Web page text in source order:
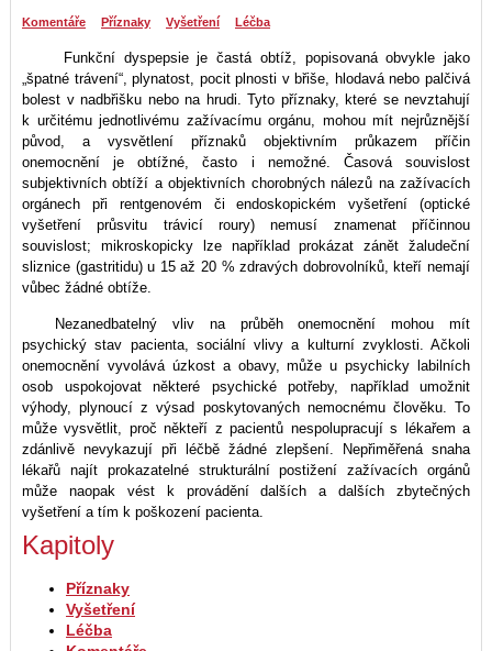
Komentáře Příznaky Vyšetření Léčba
Funkční dyspepsie je častá obtíž, popisovaná obvykle jako
„špatné trávení“, plynatost, pocit plnosti v břiše, hlodavá nebo palčivá
bolest v nadbřišku nebo na hrudi. Tyto příznaky, které se nevztahují
k určitému jednotlivému zažívacímu orgánu, mohou mít nejrůznější
původ, a vysvětlení příznaků objektivním průkazem příčin
onemocnění je obtížné, často i nemožné. Časová souvislost
subjektivních obtíží a objektivních chorobných nálezů na zažívacích
orgánech při rentgenovém či endoskopickém vyšetření (optické
vyšetření průsvitu trávicí roury) nemusí znamenat příčinnou
souvislost; mikroskopicky lze například prokázat zánět žaludeční
sliznice (gastritidu) u 15 až 20 % zdravých dobrovolníků, kteří nemají
vůbec žádné obtíže.
Nezanedbatelný vliv na průběh onemocnění mohou mít
psychický stav pacienta, sociální vlivy a kulturní zvyklosti. Ačkoli
onemocnění vyvolává úzkost a obavy, může u psychicky labilních
osob uspokojovat některé psychické potřeby, například umožnit
výhody, plynoucí z výsad poskytovaných nemocnému člověku. To
může vysvětlit, proč někteří z pacientů nespolupracují s lékařem a
zdánlivě nevykazují při léčbě žádné zlepšení. Nepřiměřená snaha
lékařů najít prokazatelné strukturální postižení zažívacích orgánů
může naopak vést k provádění dalších a dalších zbytečných
vyšetření a tím k poškození pacienta.
Kapitoly
Příznaky
Vyšetření
Léčba